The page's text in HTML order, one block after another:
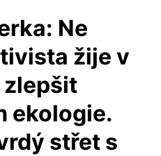
Ne
žije v
ekologie.
střet s